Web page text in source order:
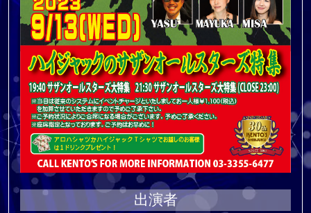
出演者